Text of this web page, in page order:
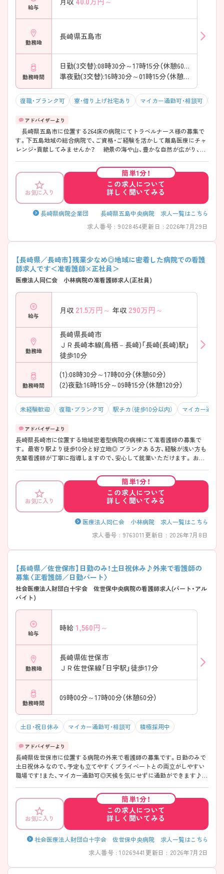
給与
勤務地
長崎県五島市
勤務時間
日勤(3交替):08時30分～17時15分（休憩60分）
準夜勤(3交替):16時30分～01時15分（休憩60分）
復職・ブランク可 寮・借り上げ社宅あり マイカー通勤可・相談可
長崎県五島市に位置する264床の病院にてトラベルナース様の募集で
す。下五島地域の総合病院で、ご資格・ご経験を活かして離島医療にチャ
レンジ・貢献してみませんか？ 絶景の海や山、豊かな自然が広がり、海
ョッピングモールやスーパー等の生活必需品が揃うお店もございますた
め、生活のしやすさも両立している立地です◎ ご興味のある方はご面接
のポイントお伝えしますのでご気軽にお問い合わせください。
お気に入り
簡単1分！
この求人について
詳しく聞いてみる
長崎県病院企業団 長崎県五島中央病院 求人一覧はこちら
求人番号 : 9028454更新日 : 2026年7月29日
【長崎県／長崎市】残業少なめ◎地域に密着した病院での看護
師求人です＜准看護師×正社員＞
医療法人同仁会 小林病院の准看護師求人(正社員)
給与
月収 21.5万円～ 年収 290万円～
勤務地
長崎県長崎市
ＪＲ長崎本線(鳥栖－長崎)「長崎(長崎)駅」
徒歩10分
勤務時間
(1):08時30分～17時00分（休憩60分）
(2)夜勤:16時15分～09時15分（休憩120分）
未経験歓迎 復職・ブランク可 駅チカ（徒歩10分以内） マイカー通勤
長崎県長崎市に位置する地域密着型病院の病棟にて准看護師の募集で
す。 最寄り駅より徒歩10分と好立地◎ ブランクある方、経験が浅い方も
先輩看護師が丁寧に指導しますので、安心して就業いただけます。 お休
ご興味のある方には、面接対策ポイントなど、さらに詳細をお話しいたし
ますのでお気軽にご相談ください！
お気に入り
簡単1分！
この求人について
詳しく聞いてみる
医療法人同仁会 小林病院 求人一覧はこちら
求人番号 : 9763011 更新日 : 2026年7月8日
【長崎県／佐世保市】日勤のみ！土日祝休み♪外来で看護師の
募集〈正看護師／日勤パート〉
社会医療法人財団白十字会 佐世保中央病院の看護師求人(パート・アル
バイト)
給与
時給 1,560円～
勤務地
長崎県佐世保市
ＪＲ佐世保線「日宇駅」徒歩17分
勤務時間
09時00分～17時00分（休憩60分）
土日・祝日休み マイカー通勤可・相談可 積極採用中
長崎県佐世保市に位置する病院の外来で看護師の募集です。日勤のみで
土日祝休みなので、予定も立てやすくプライベートとの両立がしやすい
職場です！また、マイカー通勤可◎天候を気にせずに通勤ができます♪ご
お気に入り
簡単1分！
この求人について
詳しく聞いてみる
社会医療法人財団白十字会 佐世保中央病院 求人一覧はこちら
求人番号 : 10269441 更新日 : 2026年7月2日